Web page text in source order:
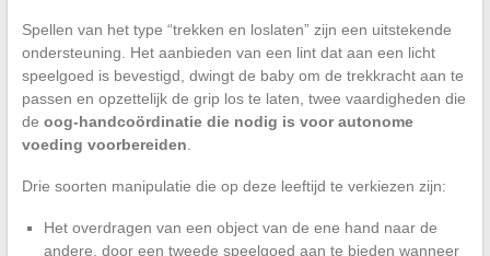
Spellen van het type “trekken en loslaten” zijn een uitstekende
ondersteuning. Het aanbieden van een lint dat aan een licht
speelgoed is bevestigd, dwingt de baby om de trekkracht aan te
passen en opzettelijk de grip los te laten, twee vaardigheden die
de oog-handcoördinatie die nodig is voor autonome
voeding voorbereiden.
Drie soorten manipulatie die op deze leeftijd te verkiezen zijn:
Het overdragen van een object van de ene hand naar de
andere, door een tweede speelgoed aan te bieden wanneer